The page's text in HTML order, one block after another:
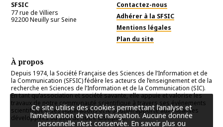
SFSIC
77 rue de Villiers
92200Neuilly sur Seine
Contactez-nous
Adhérer à la SFSIC
Mentions légales
Plan du site
À propos
Depuis 1974, la Société Française des Sciences de l’Information et de
la Communication (SFSIC) fédère les acteurs de l’enseignement et de la
recherche en Sciences de l’Information et de la Communication (SIC).
En tant qu’association et société savante, elle appuie et valorise les
travaux de notre communauté scientifique à travers ses événements
scientifiques, ses publications et le soutien apporté aux initiatives
développées au sein de notre discipline.
Ce site utilise des cookies permettant l’analyse et
l’amélioration de votre navigation. Aucune donnée
personnelle n’est conservée. En savoir plus ou